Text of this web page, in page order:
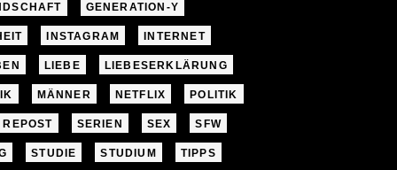
GENERATION-Y
INSTAGRAM INTERNET
LIEBE LIEBESERKLÄRUNG
MÄNNER NETFLIX POLITIK
REPOST SERIEN SEX SFW
STUDIE STUDIUM TIPPS